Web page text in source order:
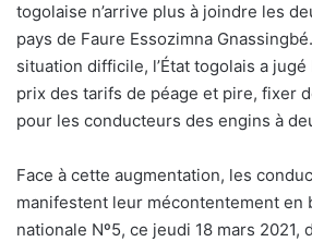
togolaise n’arrive plus à joindre les
pays de Faure Essozimna
situation difficile, l’État togolais a jugé
prix des tarifs de péage et pire, fixer
pour les conducteurs des engins à
Face à cette augmentation, les
manifestent leur mécontentement en
nationale Nº5, ce jeudi 18 mars 2021,